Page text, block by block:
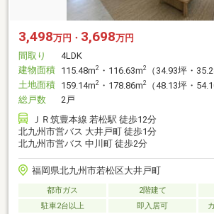
3,498万円・ 3,698万円
間取り
4LDK
建物面積 115.48m2 ・116.63m2
（34.93坪・
土地面積 159.14m2 ・178.86m2
（48.13坪・
総戸数
2戸
ＪＲ筑豊本線 若松駅 徒歩12分
北九州市営バス 大井戸町 徒歩1分
北九州市営バス 中川町 徒歩2分
福岡県北九州市若松区大井戸町
都市ガス 2階建て
駐車2台以上
即入居可